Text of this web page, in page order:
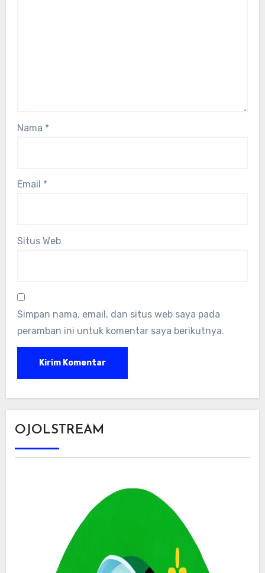
Nama *
Email *
Situs Web
Simpan nama, email, dan situs web saya pada
peramban ini untuk komentar saya berikutnya.
OJOLSTREAM